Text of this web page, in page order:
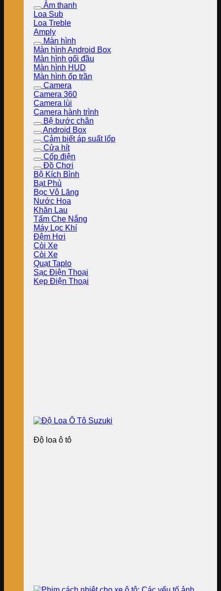
Âm thanh
Loa Sub
Loa Treble
Amply
Màn hình
Màn hình Android Box
Màn hình gối đầu
Màn hình HUD
Màn hình ốp trần
Camera
Camera 360
Camera lùi
Camera hành trình
Bệ bước chân
Android Box
Cảm biết áp suất lốp
Cửa hít
Cốp điện
Đồ Chơi
Bộ Kích Bình
Bạt Phủ
Bọc Vô Lăng
Nước Hoa
Khăn Lau
Tấm Che Nắng
Máy Lọc Khí
Đệm Hơi
Còi Xe
Còi Xe
Quạt Taplo
Sạc Điện Thoại
Kẹp Điện Thoại
Độ loa ô tô